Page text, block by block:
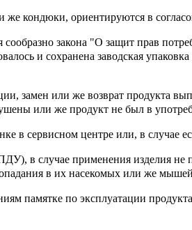
кондюки, ориентируются в
закона "О защит прав
и сохранена заводская
замен или же возврат продукта
или же продукт не был в
сервисном центре или, в случае
в случае применения изделия не
в их насекомых или же
памятке по эксплуатации